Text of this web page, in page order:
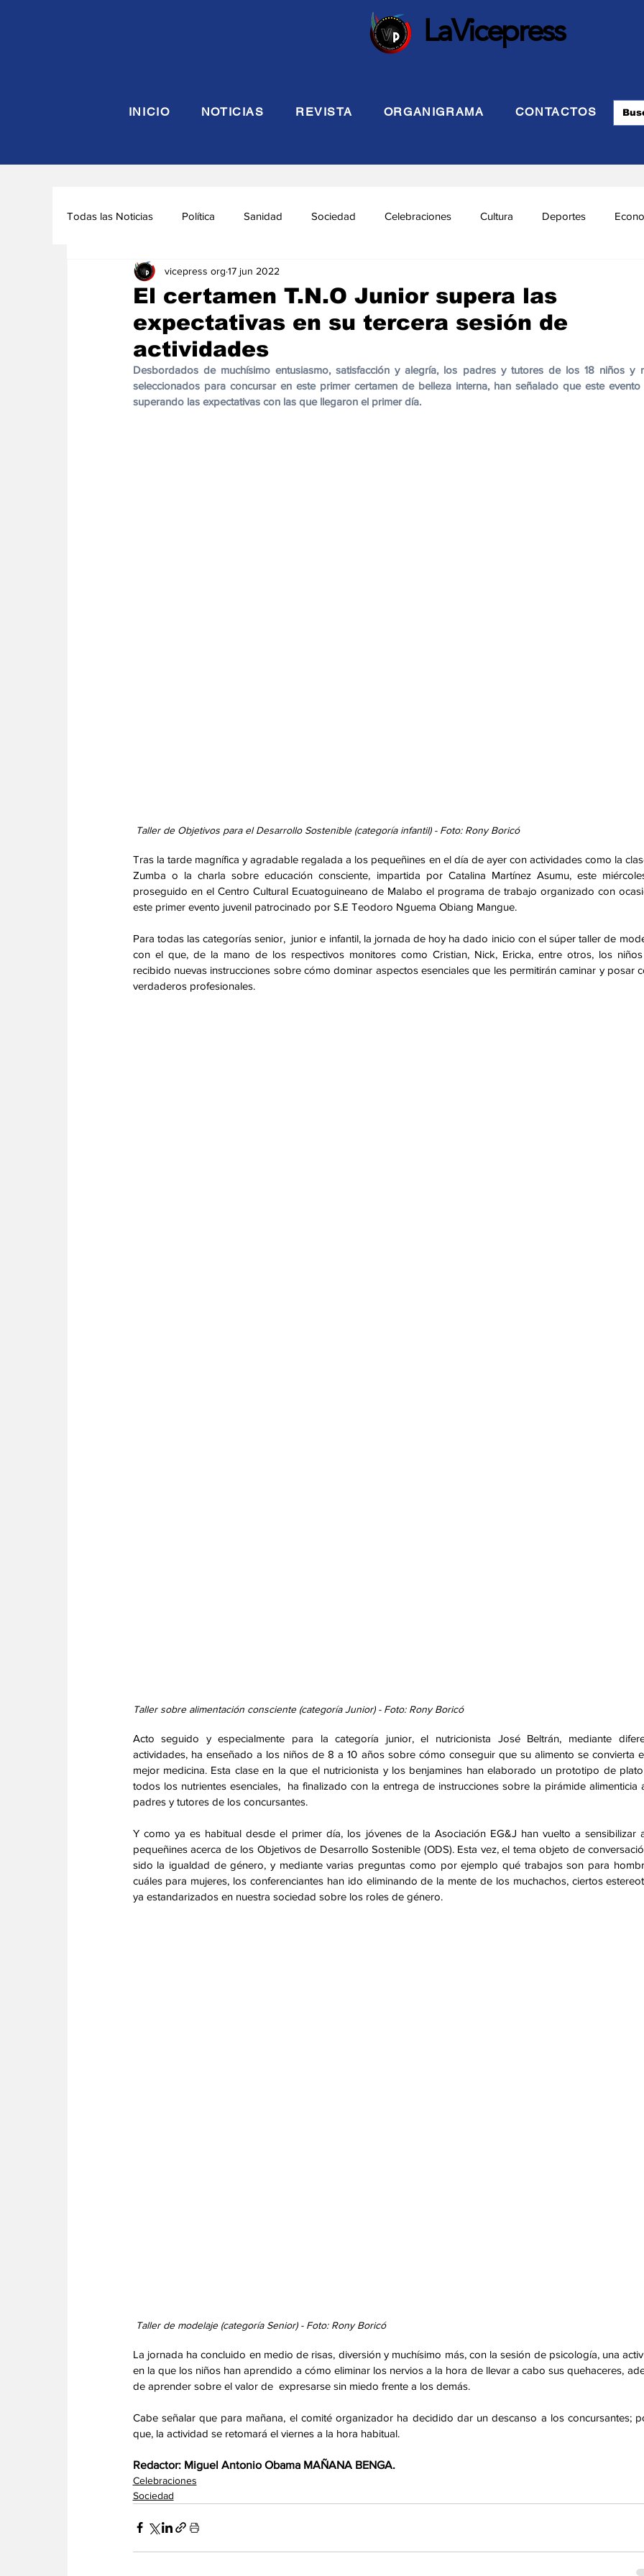
LaVicepress
INICIO NOTICIAS REVISTA ORGANIGRAMA CONTACTOS
Todas las Noticias Política Sanidad Sociedad Celebraciones Cultura Deportes
Seguridad y Defensa Turismo
Asuntos Sociales Telecomunicación Cumbres Tecnología Agricultura
El certamen T.N.O Junior supera las
expectativas en su tercera sesión de
actividades
vicepress org 17 jun 2022
Desbordados de muchísimo entusiasmo, satisfacción y alegría, los padres y tutores de los 18 niños y
seleccionados para concursar en este primer certamen de belleza interna, han señalado que este evento
superando las expectativas con las que llegaron el primer día.
Taller de Objetivos para el Desarrollo Sostenible (categoría infantil) - Foto: Rony Boricó
Tras la tarde magnífica y agradable regalada a los pequeñines en el día de ayer con actividades como la
Zumba o la charla sobre educación consciente, impartida por Catalina Martínez Asumu, este
proseguido en el Centro Cultural Ecuatoguineano de Malabo el programa de trabajo organizado con
este primer evento juvenil patrocinado por S.E Teodoro Nguema Obiang Mangue.
Para todas las categorías senior,  junior e infantil, la jornada de hoy ha dado inicio con el súper taller de
con el que, de la mano de los respectivos monitores como Cristian, Nick, Ericka, entre otros, los
recibido nuevas instrucciones sobre cómo dominar aspectos esenciales que les permitirán caminar y posar
verdaderos profesionales.
Taller sobre alimentación consciente (categoría Junior) - Foto: Rony Boricó
Acto seguido y especialmente para la categoría junior, el nutricionista José Beltrán, mediante
actividades, ha enseñado a los niños de 8 a 10 años sobre cómo conseguir que su alimento se convierta
mejor medicina. Esta clase en la que el nutricionista y los benjamines han elaborado un prototipo de
todos los nutrientes esenciales,  ha finalizado con la entrega de instrucciones sobre la pirámide alimenticia
padres y tutores de los concursantes.
Y como ya es habitual desde el primer día, los jóvenes de la Asociación EG&J han vuelto a sensibilizar
pequeñines acerca de los Objetivos de Desarrollo Sostenible (ODS). Esta vez, el tema objeto de
sido la igualdad de género, y mediante varias preguntas como por ejemplo qué trabajos son para
cuáles para mujeres, los conferenciantes han ido eliminando de la mente de los muchachos, ciertos
ya estandarizados en nuestra sociedad sobre los roles de género.
Taller de modelaje (categoría Senior) - Foto: Rony Boricó
La jornada ha concluido en medio de risas, diversión y muchísimo más, con la sesión de psicología, una
en la que los niños han aprendido a cómo eliminar los nervios a la hora de llevar a cabo sus quehaceres,
de aprender sobre el valor de  expresarse sin miedo frente a los demás.
Cabe señalar que para mañana, el comité organizador ha decidido dar un descanso a los concursantes;
que, la actividad se retomará el viernes a la hora habitual.
Redactor: Miguel Antonio Obama MAÑANA BENGA.
Celebraciones
Sociedad